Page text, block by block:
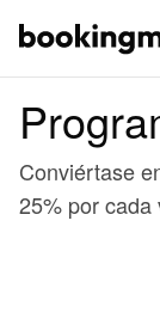
Conviértase
25% por cada